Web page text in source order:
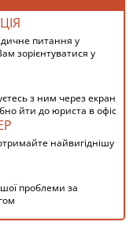
питання у
зорієнтуватися у
з ним через екран
йти до юриста в офіс
найвигіднішу
проблеми за